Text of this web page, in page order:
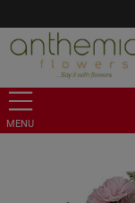
MENU